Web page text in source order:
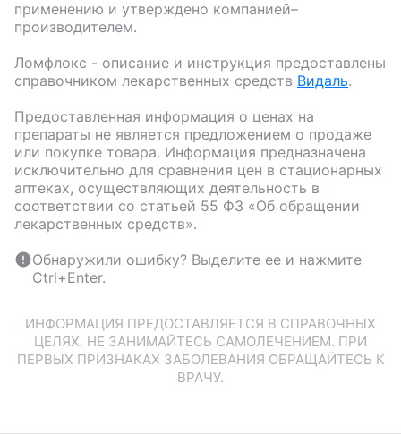
применению и утверждено компанией–
производителем.
Ломфлокс - описание и инструкция предоставлены
справочником лекарственных средств Видаль.
Предоставленная информация о ценах на
препараты не является предложением о продаже
или покупке товара. Информация предназначена
исключительно для сравнения цен в стационарных
аптеках, осуществляющих деятельность в
соответствии со статьей 55 ФЗ «Об обращении
лекарственных средств».
Обнаружили ошибку? Выделите ее и нажмите
Ctrl+Enter.
ИНФОРМАЦИЯ ПРЕДОСТАВЛЯЕТСЯ В СПРАВОЧНЫХ
ЦЕЛЯХ. НЕ ЗАНИМАЙТЕСЬ САМОЛЕЧЕНИЕМ. ПРИ
ПЕРВЫХ ПРИЗНАКАХ ЗАБОЛЕВАНИЯ ОБРАЩАЙТЕСЬ К
ВРАЧУ.